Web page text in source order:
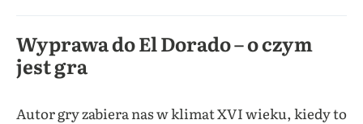
Wyprawa do El Dorado – o czym
jest gra
Autor gry zabiera nas w klimat XVI wieku, kiedy to